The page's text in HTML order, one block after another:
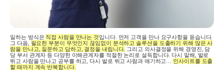
일하는 방식은 직접 사람을 만나는 것입니다. 먼저 고객을 만나 요구사항을 듣습니다.
그 다음
필요한 부분이 무엇인지 끊임없이 분석하고 솔루션을 도출하기 위해 많은 사
람을 만나고 질문하고 답하고 결정을 내립니다 그리고 의사결정을 위해 경영진 담
당 부서 관계자 등 다양한 이해관계자를 적절한 논리로 설득합니다. 다시 말해
발로
뛰고 사람을 만나고 공부를 하고
다시 발로 뛰고 사람과 얘기하고
인사이트를 도출
할 때까지 계속 반복합니다.